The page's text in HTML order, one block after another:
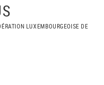
LUXEMBOURGEOISE DE